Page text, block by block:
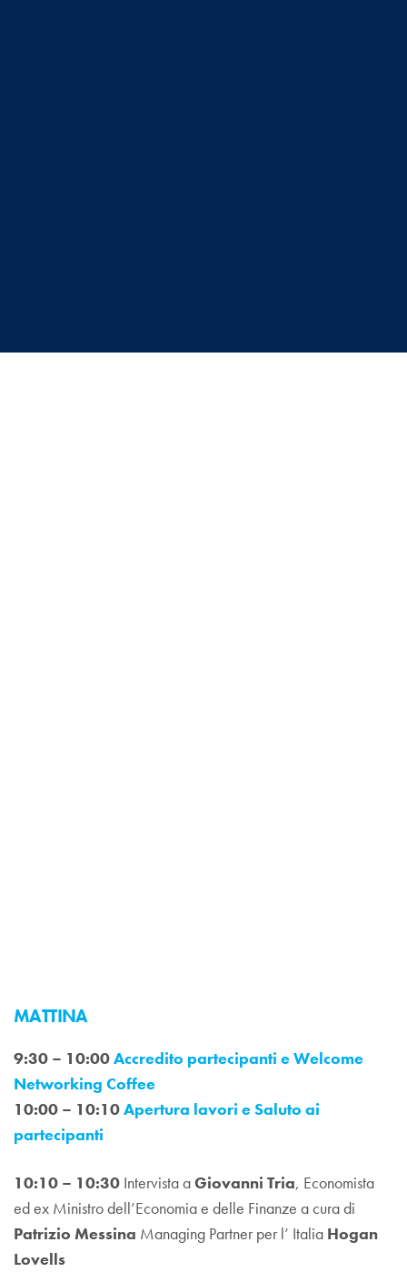
MATTINA
9:30 – 10:00Accredito partecipanti e Welcome
Networking Coffee
10:00 – 10:10Apertura lavori e Saluto ai
partecipanti
10:10 – 10:30 Intervista aGiovanni Tria, Economista
ed ex Ministro dell’Economia e delle Finanze a cura di
Patrizio Messina Managing Partner per l’ Italia Hogan
Lovells